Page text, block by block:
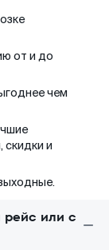
от и до
чем
скидки и
или с